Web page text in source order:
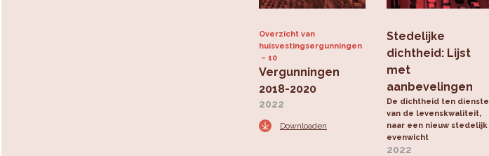
Overzicht van
huisvestingsergunningen
10
Vergunningen
2018-2020
2022
Downloaden
Stedelijke
dichtheid: Lijst
met
aanbevelingen
De dichtheid ten dienste
van de levenskwaliteit,
naar een nieuw stedelijk
evenwicht
2022